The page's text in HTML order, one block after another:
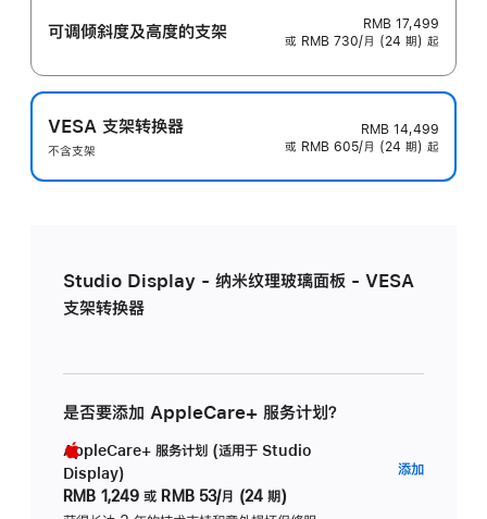
可调倾斜度及高‍度的支‍架
RMB 17,499
或 RMB 730/月 (24 期) 起
VESA 支架转换器
不含支架
RMB 14,499
或 RMB 605/月 (24 期) 起
Studio Display - 纳米纹理玻璃面板 - VESA
支架转换器
是否要添加 AppleCare+ 服务计划？
AppleCare+ 服务计划 (适用于 Studio
Display)
RMB 1,249 或 RMB 53/月 (24 期)
添加